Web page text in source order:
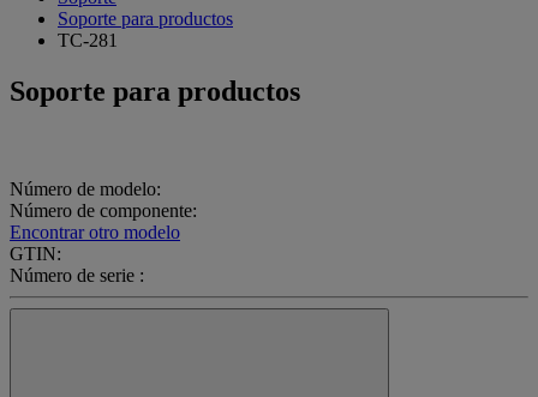
Soporte para productos
TC-281
Soporte para productos
Número de modelo:
Número de componente:
Encontrar otro modelo
GTIN:
Número de serie :